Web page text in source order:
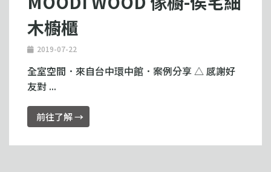
木櫥櫃
2019-07-22
全室空間．來自台中環中館．案例分享 △ 感謝好
友對 ...
前往了解 →